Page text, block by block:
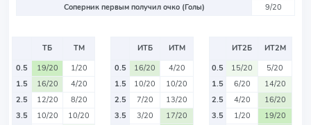
Соперник первым получил очко (Голы)
9/20
ТБ
ТМ
0.5
19/20
1/20
1.5
16/20
4/20
2.5
12/20
8/20
3.5
10/20
10/20
ИТБ
ИТМ
0.5
16/20
4/20
1.5
10/20
10/20
2.5
7/20
13/20
3.5
3/20
17/20
ИТ2Б
ИТ2М
0.5
15/20
5/20
1.5
6/20
14/20
2.5
4/20
16/20
3.5
1/20
19/20